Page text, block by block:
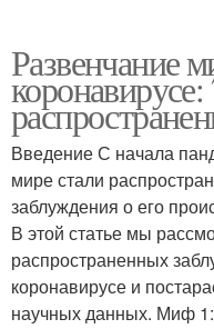
Развенчание
Введение С начала
мире стали
заблуждения о его
В этой статье мы
распространенных
коронавирусе и
научных данных. Миф